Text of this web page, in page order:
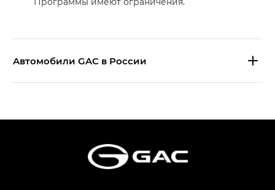
Aвтомобили GAC в России
Эс Икс ПРЕМИУМ — SX PREMIUM
S7 — Эс 7 (S7) в комплектациях
Эс Икс ПРЕМИУМ — SX PREMIUM, Эс Тэ — ST